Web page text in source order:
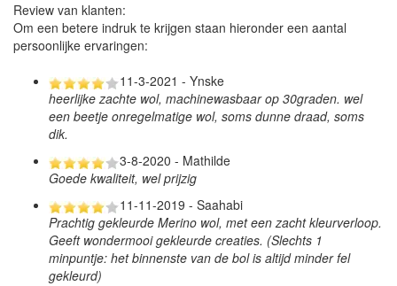
Review van klanten:
Om een betere indruk te krijgen staan hieronder een aantal
persoonlijke ervaringen:
11-3-2021 - Ynske
heerlijke zachte wol, machinewasbaar op 30graden. wel
een beetje onregelmatige wol, soms dunne draad, soms
dik.
3-8-2020 - Mathilde
Goede kwaliteit, wel prijzig
11-11-2019 - Saahabi
Prachtig gekleurde Merino wol, met een zacht kleurverloop.
Geeft wondermooi gekleurde creaties. (Slechts 1
minpuntje: het binnenste van de bol is altijd minder fel
gekleurd)